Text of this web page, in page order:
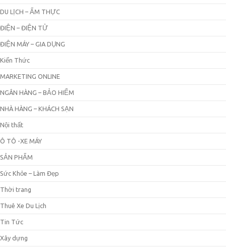
DU LỊCH – ẨM THỰC
ĐIỆN – ĐIỆN TỬ
ĐIỆN MÁY – GIA DỤNG
Kiến Thức
MARKETING ONLINE
NGÂN HÀNG – BẢO HIỂM
NHÀ HÀNG – KHÁCH SẠN
Nội thất
Ô TÔ -XE MÁY
SẢN PHẨM
Sức Khỏe – Làm Đẹp
Thời trang
Thuê Xe Du Lịch
Tin Tức
Xây dựng